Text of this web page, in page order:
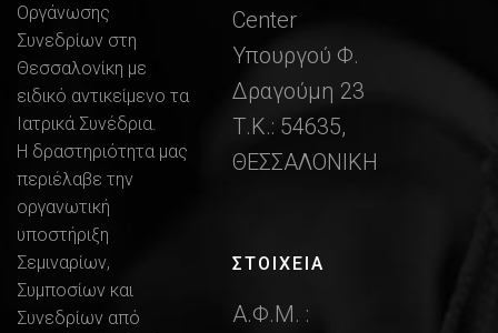
Οργάνωσης
Συνεδρίων στη
Θεσσαλονίκη με
ειδικό αντικείμενο τα
Ιατρικά Συνέδρια.
Η δραστηριότητα μας
περιέλαβε την
οργανωτική
υποστήριξη
Σεμιναρίων,
Συμποσίων και
Συνεδρίων από
Center
Υπουργού Φ.
Δραγούμη 23
Τ.Κ.: 54635,
ΘΕΣΣΑΛΟΝΙΚΗ
ΣΤΟΙΧΕΙΑ
Α.Φ.Μ. :